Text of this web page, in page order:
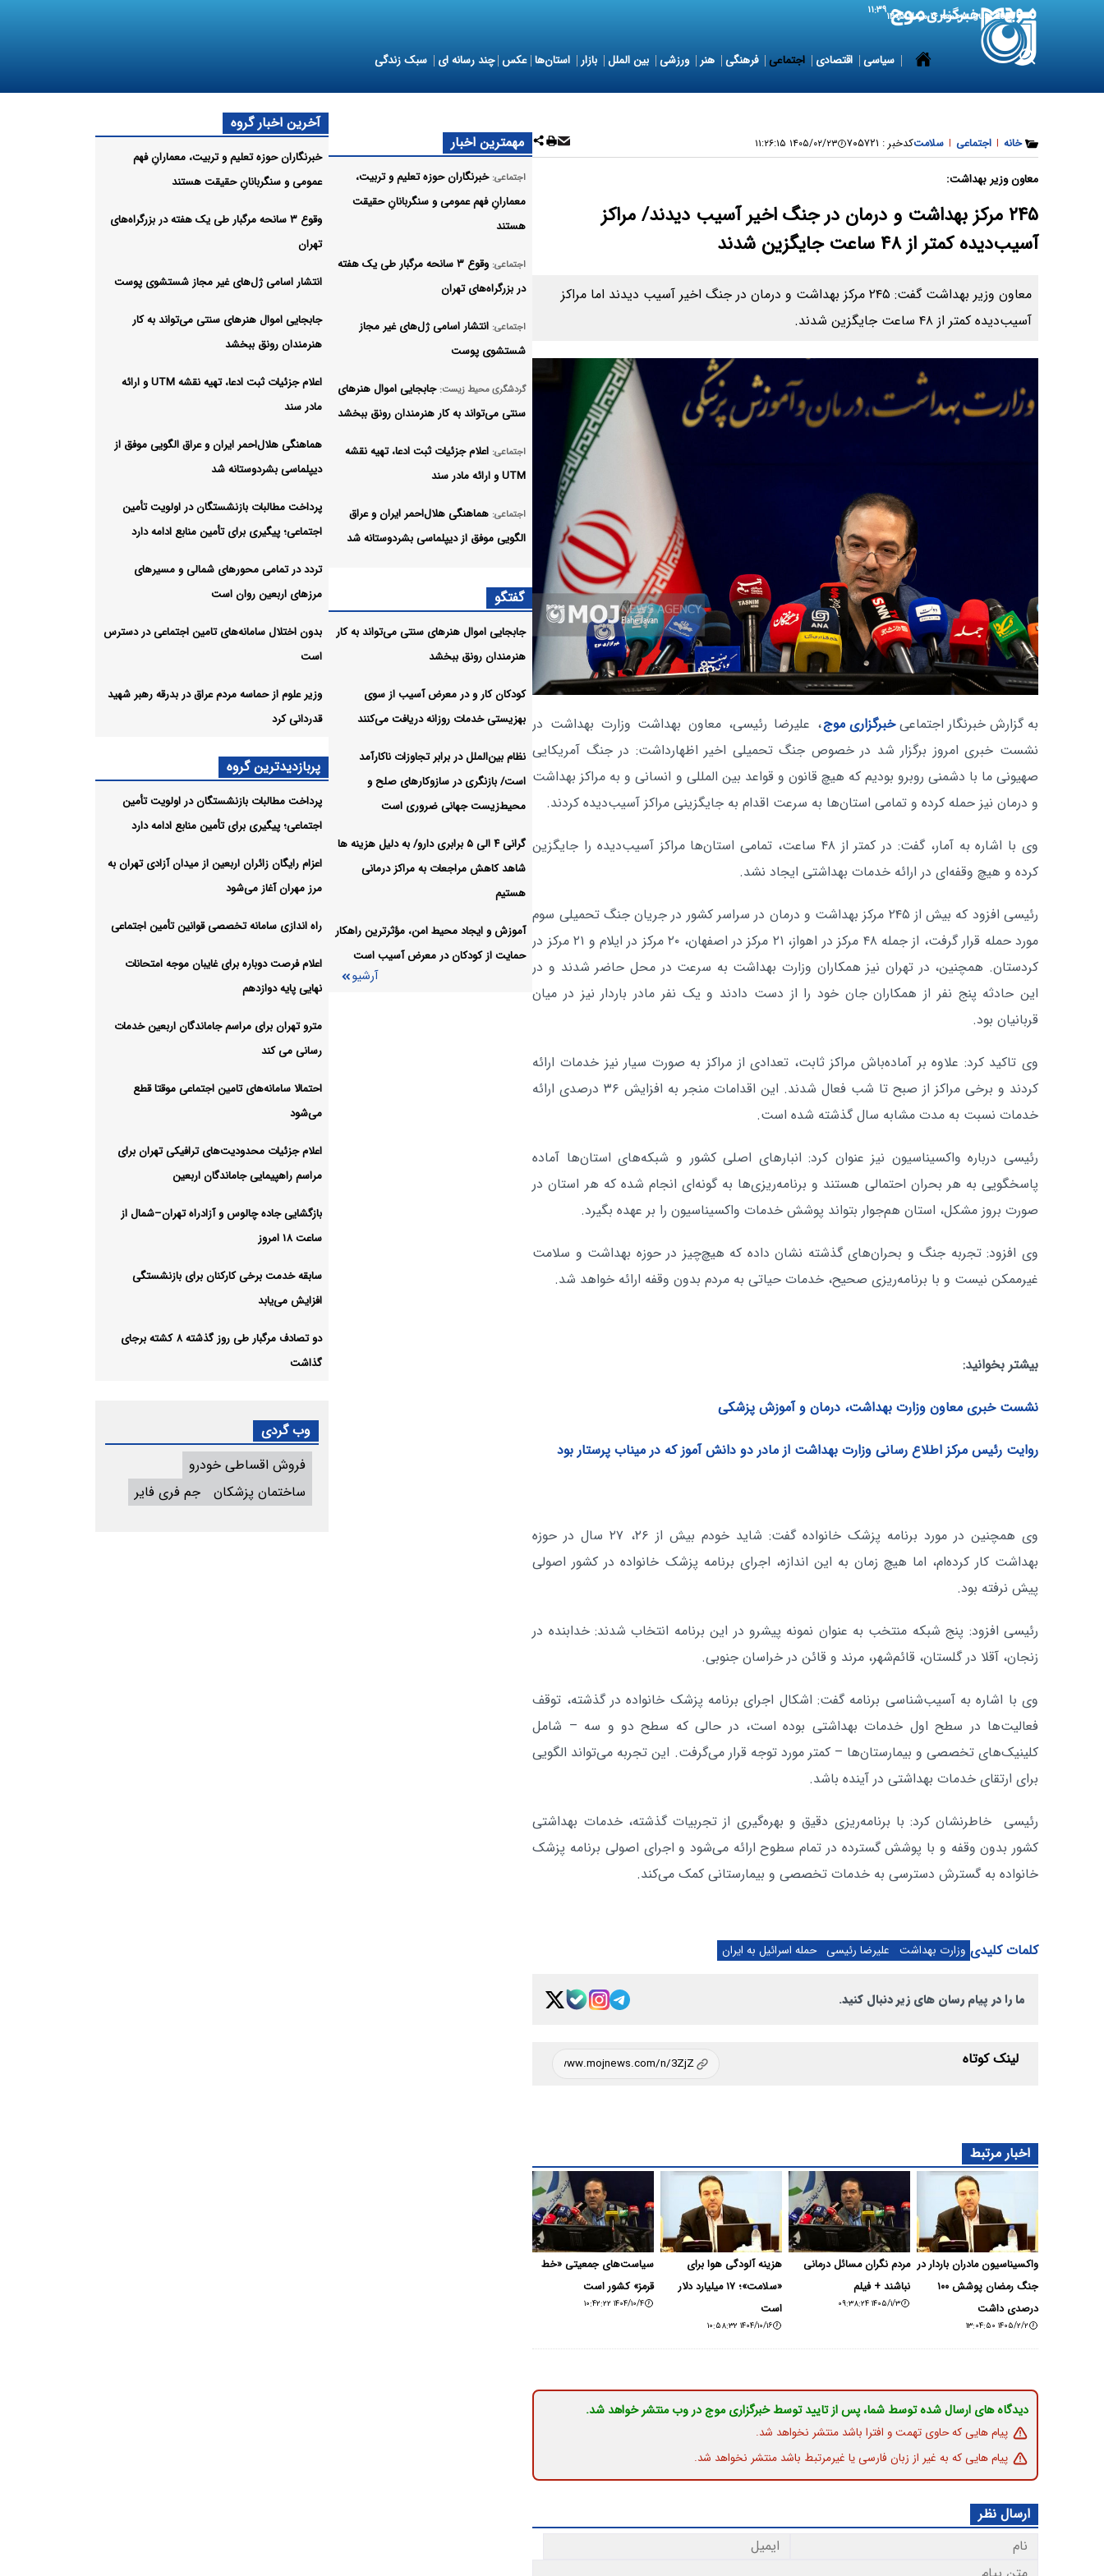
7 August 2026 جمعه ۱۶ مرداد ۱۴۰۵ ۱۱:۳۹
سیاسی اقتصادی اجتماعی فرهنگی هنر ورزشی بین الملل بازار استان‌ها عکس چند رسانه ای سبک زندگی
خانه | اجتماعی | سلامتکدخبر : ۷۰۵۷۲۱ ۱۴۰۵/۰۲/۲۳ ۱۱:۲۶:۱۵
معاون وزیر بهداشت:
۲۴۵ مرکز بهداشت و درمان در جنگ اخیر آسیب دیدند/ مراکز
آسیب‌دیده کمتر از ۴۸ ساعت جایگزین شدند
معاون وزیر بهداشت گفت: ۲۴۵ مرکز بهداشت و درمان در جنگ اخیر آسیب دیدند اما مراکز
آسیب‌دیده کمتر از ۴۸ ساعت جایگزین شدند.
به گزارش خبرنگار اجتماعیخبرگزاری موج، علیرضا رئیسی، معاون بهداشت وزارت بهداشت در
نشست خبری امروز برگزار شد در خصوص جنگ تحمیلی اخیر اظهارداشت: در جنگ آمریکایی
صهیونی ما با دشمنی روبرو بودیم که هیچ قانون و قواعد بین المللی و انسانی و به مراکز بهداشت
و درمان نیز حمله کرده و تمامی استان‌ها به سرعت اقدام به جایگزینی مراکز آسیب‌دیده کردند.
وی با اشاره به آمار، گفت: در کمتر از ۴۸ ساعت، تمامی استان‌ها مراکز آسیب‌دیده را جایگزین
کرده و هیچ وقفه‌ای در ارائه خدمات بهداشتی ایجاد نشد.
رئیسی افزود که بیش از ۲۴۵ مرکز بهداشت و درمان در سراسر کشور در جریان جنگ تحمیلی سوم
مورد حمله قرار گرفت، از جمله ۴۸ مرکز در اهواز، ۲۱ مرکز در اصفهان، ۲۰ مرکز در ایلام و ۲۱ مرکز در
کردستان. همچنین، در تهران نیز همکاران وزارت بهداشت به سرعت در محل حاضر شدند و در
این حادثه پنج نفر از همکاران جان خود را از دست دادند و یک نفر مادر باردار نیز در میان
قربانیان بود.
وی تاکید کرد: علاوه بر آماده‌باش مراکز ثابت، تعدادی از مراکز به صورت سیار نیز خدمات ارائه
کردند و برخی مراکز از صبح تا شب فعال شدند. این اقدامات منجر به افزایش ۳۶ درصدی ارائه
خدمات نسبت به مدت مشابه سال گذشته شده است.
رئیسی درباره واکسیناسیون نیز عنوان کرد: انبارهای اصلی کشور و شبکه‌های استان‌ها آماده
پاسخگویی به هر بحران احتمالی هستند و برنامه‌ریزی‌ها به گونه‌ای انجام شده که هر استان در
صورت بروز مشکل، استان هم‌جوار بتواند پوشش خدمات واکسیناسیون را بر عهده بگیرد.
وی افزود: تجربه جنگ و بحران‌های گذشته نشان داده که هیچ‌چیز در حوزه بهداشت و سلامت
غیرممکن نیست و با برنامه‌ریزی صحیح، خدمات حیاتی به مردم بدون وقفه ارائه خواهد شد.
بیشتر بخوانید:
نشست خبری معاون وزارت بهداشت، درمان و آموزش پزشکی
روایت رئیس مرکز اطلاع رسانی وزارت بهداشت از مادر دو دانش آموز که در میناب پرستار بود
وی همچنین در مورد برنامه پزشک خانواده گفت: شاید خودم بیش از ۲۶، ۲۷ سال در حوزه
بهداشت کار کرده‌ام، اما هیچ زمان به این اندازه، اجرای برنامه پزشک خانواده در کشور اصولی
پیش نرفته بود.
رئیسی افزود: پنج شبکه منتخب به عنوان نمونه پیشرو در این برنامه انتخاب شدند: خدابنده در
زنجان، آقلا در گلستان، قائم‌شهر، مرند و قائن در خراسان جنوبی.
وی با اشاره به آسیب‌شناسی برنامه گفت: اشکال اجرای برنامه پزشک خانواده در گذشته، توقف
فعالیت‌ها در سطح اول خدمات بهداشتی بوده است، در حالی که سطح دو و سه – شامل
کلینیک‌های تخصصی و بیمارستان‌ها – کمتر مورد توجه قرار می‌گرفت. این تجربه می‌تواند الگویی
برای ارتقای خدمات بهداشتی در آینده باشد.
رئیسی خاطرنشان کرد: با برنامه‌ریزی دقیق و بهره‌گیری از تجربیات گذشته، خدمات بهداشتی
کشور بدون وقفه و با پوشش گسترده در تمام سطوح ارائه می‌شود و اجرای اصولی برنامه پزشک
خانواده به گسترش دسترسی به خدمات تخصصی و بیمارستانی کمک می‌کند.
کلمات کلیدی وزارت بهداشت علیرضا رئیسی حمله اسرائیل به ایران
ما را در پیام رسان های زیر دنبال کنید.
لینک کوتاه
اخبار مرتبط
واکسیناسیون مادران باردار در
جنگ رمضان پوشش ۱۰۰
درصدی داشت
۱۴۰۵/۲/۲ ۱۳:۰۴:۵۰
مردم نگران مسائل درمانی
نباشند + فیلم
۱۴۰۵/۱/۳ ۰۹:۳۸:۲۴
هزینه آلودگی هوا برای
«سلامت»؛ ۱۷ میلیارد دلار
است
۱۴۰۴/۱۰/۱۶ ۱۰:۵۸:۳۲
سیاست‌های جمعیتی «خط
قرمز» کشور است
۱۴۰۴/۱۰/۴ ۱۰:۴۲:۲۲
دیدگاه های ارسال شده توسط شما، پس از تایید توسط خبرگزاری موج در وب منتشر خواهد شد.
پیام هایی که حاوی تهمت و افترا باشد منتشر نخواهد شد.
پیام هایی که به غیر از زبان فارسی یا غیرمرتبط باشد منتشر نخواهد شد.
ارسال نظر
مهمترین اخبار
اجتماعی: خبرنگاران حوزه تعلیم و تربیت،
معمارانِ فهم عمومی و سنگربانانِ حقیقت
هستند
اجتماعی:
وقوع ۳ سانحه مرگبار طی یک هفته
در بزرگراه‌های تهران
اجتماعی: انتشار اسامی ژل‌های غیر مجاز
شستشوی پوست
گردشگری محیط زیست: جابجایی اموال هنرهای
سنتی می‌تواند به کار هنرمندان رونق ببخشد
اجتماعی: اعلام جزئیات ثبت ادعا، تهیه نقشه
UTM و ارائه مادر سند
اجتماعی: هماهنگی هلال‌احمر ایران و عراق
الگویی موفق از دیپلماسی بشردوستانه شد
اولویت تأمین اجتماعی؛ پیگیری برای تأمین
منابع ادامه دارد
اجتماعی: تردد در تمامی محورهای شمالی و
مسیرهای مرزهای اربعین روان است
اجتماعی: بدون اختلال سامانه‌های تامین
اجتماعی در دسترس است
اجتماعی: وزیر علوم از حماسه مردم عراق در
بدرقه رهبر شهید قدردانی کرد
گفتگو
جابجایی اموال هنرهای سنتی می‌تواند به کار
هنرمندان رونق ببخشد
کودکان کار و در معرض آسیب از سوی
بهزیستی خدمات روزانه دریافت می‌کنند
نظام بین‌الملل در برابر تجاوزات ناکارآمد
است/ بازنگری در سازوکارهای صلح و
محیط‌زیست جهانی ضروری است
گرانی ۴ الی ۵ برابری دارو/ به دلیل هزینه ها
شاهد کاهش مراجعات به مراکز درمانی
هستیم
آموزش و ایجاد محیط امن، مؤثرترین راهکار
حمایت از کودکان در معرض آسیب است
آرشیو
آخرین اخبار گروه
خبرنگاران حوزه تعلیم و تربیت، معمارانِ فهم
عمومی و سنگربانانِ حقیقت هستند
وقوع ۳ سانحه مرگبار طی یک هفته در بزرگراه‌های
تهران
انتشار اسامی ژل‌های غیر مجاز شستشوی پوست
جابجایی اموال هنرهای سنتی می‌تواند به کار
هنرمندان رونق ببخشد
اعلام جزئیات ثبت ادعا، تهیه نقشه UTM و ارائه
مادر سند
هماهنگی هلال‌احمر ایران و عراق الگویی موفق از
دیپلماسی بشردوستانه شد
پرداخت مطالبات بازنشستگان در اولویت تأمین
اجتماعی؛ پیگیری برای تأمین منابع ادامه دارد
تردد در تمامی محورهای شمالی و مسیرهای
مرزهای اربعین روان است
بدون اختلال سامانه‌های تامین اجتماعی در دسترس
است
وزیر علوم از حماسه مردم عراق در بدرقه رهبر شهید
قدردانی کرد
پربازدیدترین گروه
پرداخت مطالبات بازنشستگان در اولویت تأمین
اجتماعی؛ پیگیری برای تأمین منابع ادامه دارد
اعزام رایگان زائران اربعین از میدان آزادی تهران به
مرز مهران آغاز می‌شود
راه اندازی سامانه تخصصی قوانین تأمین اجتماعی
اعلام فرصت دوباره برای غایبان موجه امتحانات
نهایی پایه دوازدهم
مترو تهران برای مراسم جاماندگان اربعین خدمات
رسانی می کند
احتمالا سامانه‌های تامین اجتماعی موقتا قطع
می‌شود
اعلام جزئیات محدودیت‌های ترافیکی تهران برای
مراسم راهپیمایی جاماندگان اربعین
بازگشایی جاده چالوس و آزادراه تهران–شمال از
ساعت ۱۸ امروز
سابقه خدمت برخی کارکنان برای بازنشستگی
افزایش می‌یابد
دو تصادف مرگبار طی روز گذشته ۸ کشته برجای
گذاشت
وب گردی
فروش اقساطی خودرو
ساختمان پزشکان
جم فری فایر